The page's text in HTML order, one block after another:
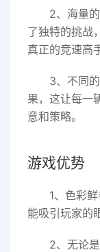
2、海量
了独特的挑战
真正的竞速高
3、不同
果，这让每一
意和策略。
游戏优势
1、色彩
能吸引玩家的
2、无论